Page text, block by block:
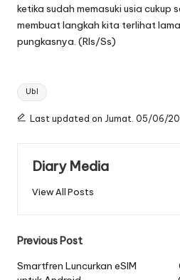
ketika sudah memasuki usia cukup
membuat langkah kita terlihat
pungkasnya. (Rls/Ss)
Tags:
Ubl
Last updated on Jumat. 05/06/
Diary Media
View All Posts
Post
navigation
Previous Post
Smartfren Luncurkan eSIM